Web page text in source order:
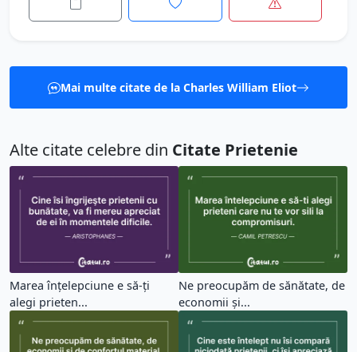
Mai multe citate de la Charles William Eliot
Alte citate celebre din Citate Prietenie
Marea înțelepciune e să-ți
alegi prieten...
Ne preocupăm de sănătate, de
economii și...